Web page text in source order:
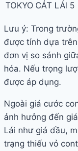
TOKYO CÁT LÁI 5
Lưu ý: Trong
được tính dựa
đơn vị so sánh
hóa. Nếu trọng
được áp dụng.
Ngoài giá cước
ảnh hưởng đến
Lái như giá dầu,
trạng thiếu vỏ